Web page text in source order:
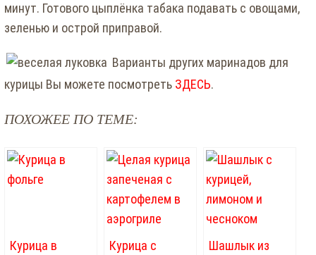
минут. Готового цыплёнка табака подавать с овощами,
зеленью и острой приправой.
Варианты других маринадов для
курицы Вы можете посмотреть ЗДЕСЬ.
ПОХОЖЕЕ ПО ТЕМЕ:
Курица в
Курица с
Шашлык из